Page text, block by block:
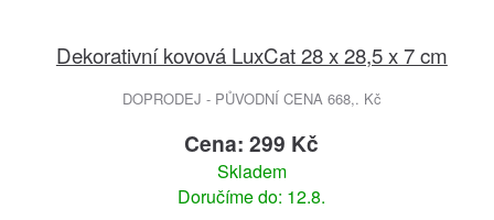
Dekorativní kovová LuxCat 28 x 28,5 x 7 cm
DOPRODEJ - PŮVODNÍ CENA 668,. Kč
Cena: 299 Kč
Skladem
Doručíme do: 12.8.